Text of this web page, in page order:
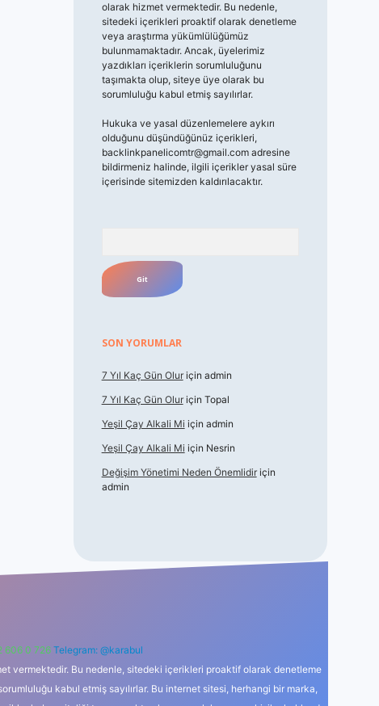
olarak hizmet vermektedir. Bu nedenle,
sitedeki içerikleri proaktif olarak denetleme
veya araştırma yükümlülüğümüz
bulunmamaktadır. Ancak, üyelerimiz
yazdıkları içeriklerin sorumluluğunu
taşımakta olup, siteye üye olarak bu
sorumluluğu kabul etmiş sayılırlar.
Hukuka ve yasal düzenlemelere aykırı
olduğunu düşündüğünüz içerikleri,
backlinkpanelicomtr@gmail.comadresine
bildirmeniz halinde, ilgili içerikler yasal süre
içerisinde sitemizden kaldırılacaktır.
SON YORUMLAR
7 Yıl Kaç Gün Oluriçin admin
7 Yıl Kaç Gün Oluriçin Topal
Yeşil Çay Alkali Mi için admin
Yeşil Çay Alkali Mi için Nesrin
Değişim Yönetimi Neden Önemlidiriçin
admin
606 0 726 Telegram: @karabul
vermektedir. Bu nedenle, sitedeki içerikleri proaktif olarak denetleme
kabul etmiş sayılırlar. Bu internet sitesi, herhangi bir marka,